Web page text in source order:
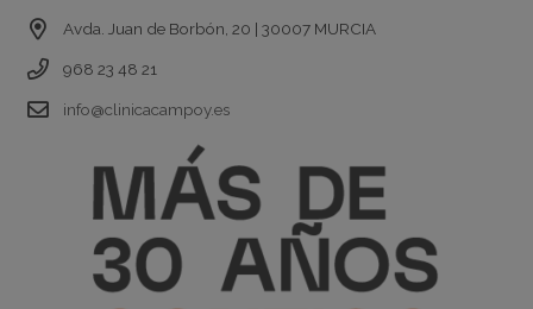
Avda. Juan de Borbón, 20 | 30007 MURCIA
968 23 48 21
info@clinicacampoy.es